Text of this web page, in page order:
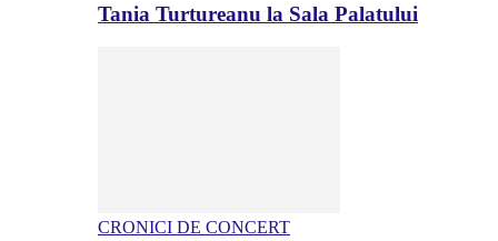
Tania Turtureanu la Sala Palatului
CRONICI DE CONCERT